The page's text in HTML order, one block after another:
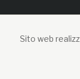
Sito web